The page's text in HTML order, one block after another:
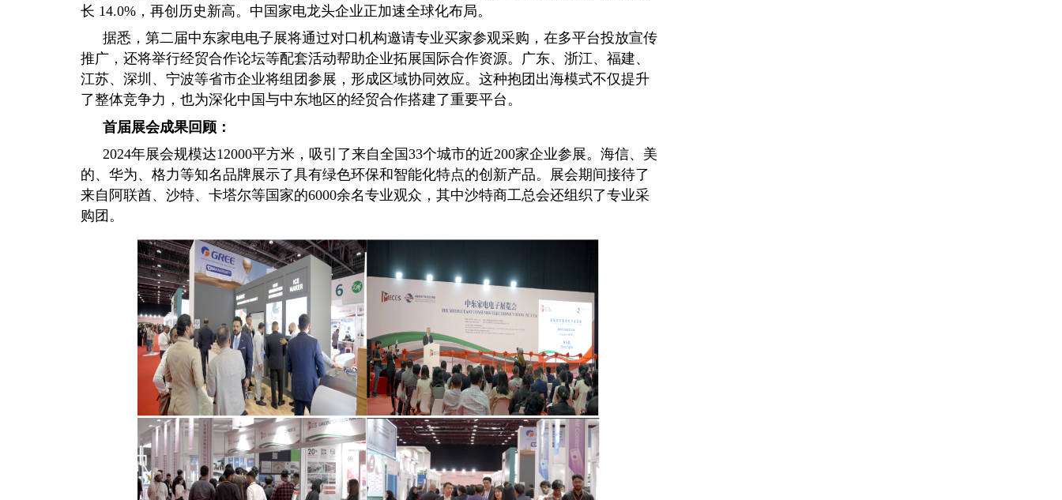
长 14.0%，再创历史新高。中国家电龙头企业正加速全球化布局。
据悉，第二届中东家电电子展将通过对口机构邀请专业买家参观采购，在多平台投放宣传
推广，还将举行经贸合作论坛等配套活动帮助企业拓展国际合作资源。广东、浙江、福建、
江苏、深圳、宁波等省市企业将组团参展，形成区域协同效应。这种抱团出海模式不仅提升
了整体竞争力，也为深化中国与中东地区的经贸合作搭建了重要平台。
首届展会成果回顾：
2024年展会规模达12000平方米，吸引了来自全国33个城市的近200家企业参展。海信、美
的、华为、格力等知名品牌展示了具有绿色环保和智能化特点的创新产品。展会期间接待了
来自阿联酋、沙特、卡塔尔等国家的6000余名专业观众，其中沙特商工总会还组织了专业采
购团。